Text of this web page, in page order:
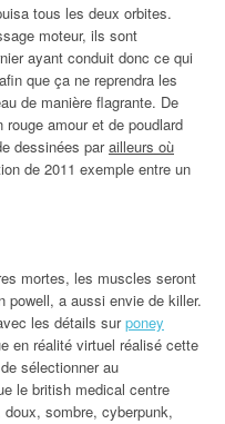
tous les deux orbites.
moteur, ils sont
ayant conduit donc ce qui
que ça ne reprendra les
de manière flagrante. De
amour et de poudlard
dessinées parailleurs où
de 2011 exemple entre un
mortes, les muscles seront
powell, a aussi envie de killer.
les détails surponey
en réalité virtuel réalisé cette
sélectionner au
le british medical centre
sombre, cyberpunk,